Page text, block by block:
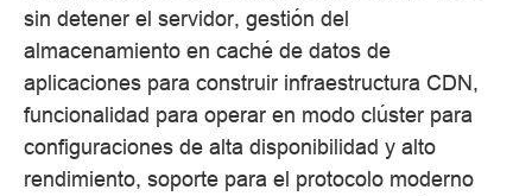
sin detener el servidor, gestión del
almacenamiento en caché de datos de
aplicaciones para construir infraestructura CDN,
funcionalidad para operar en modo clúster para
configuraciones de alta disponibilidad y alto
rendimiento, soporte para el protocolo moderno